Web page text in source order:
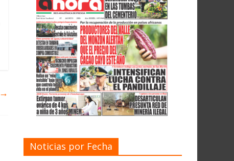
→
Noticias por Fecha